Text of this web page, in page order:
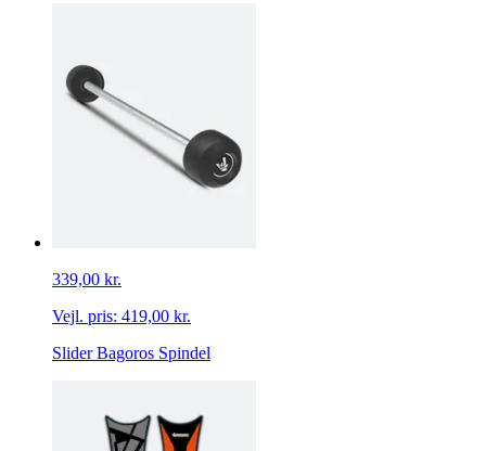
339,00 kr.
Vejl. pris: 419,00 kr.
Slider Bagoros Spindel